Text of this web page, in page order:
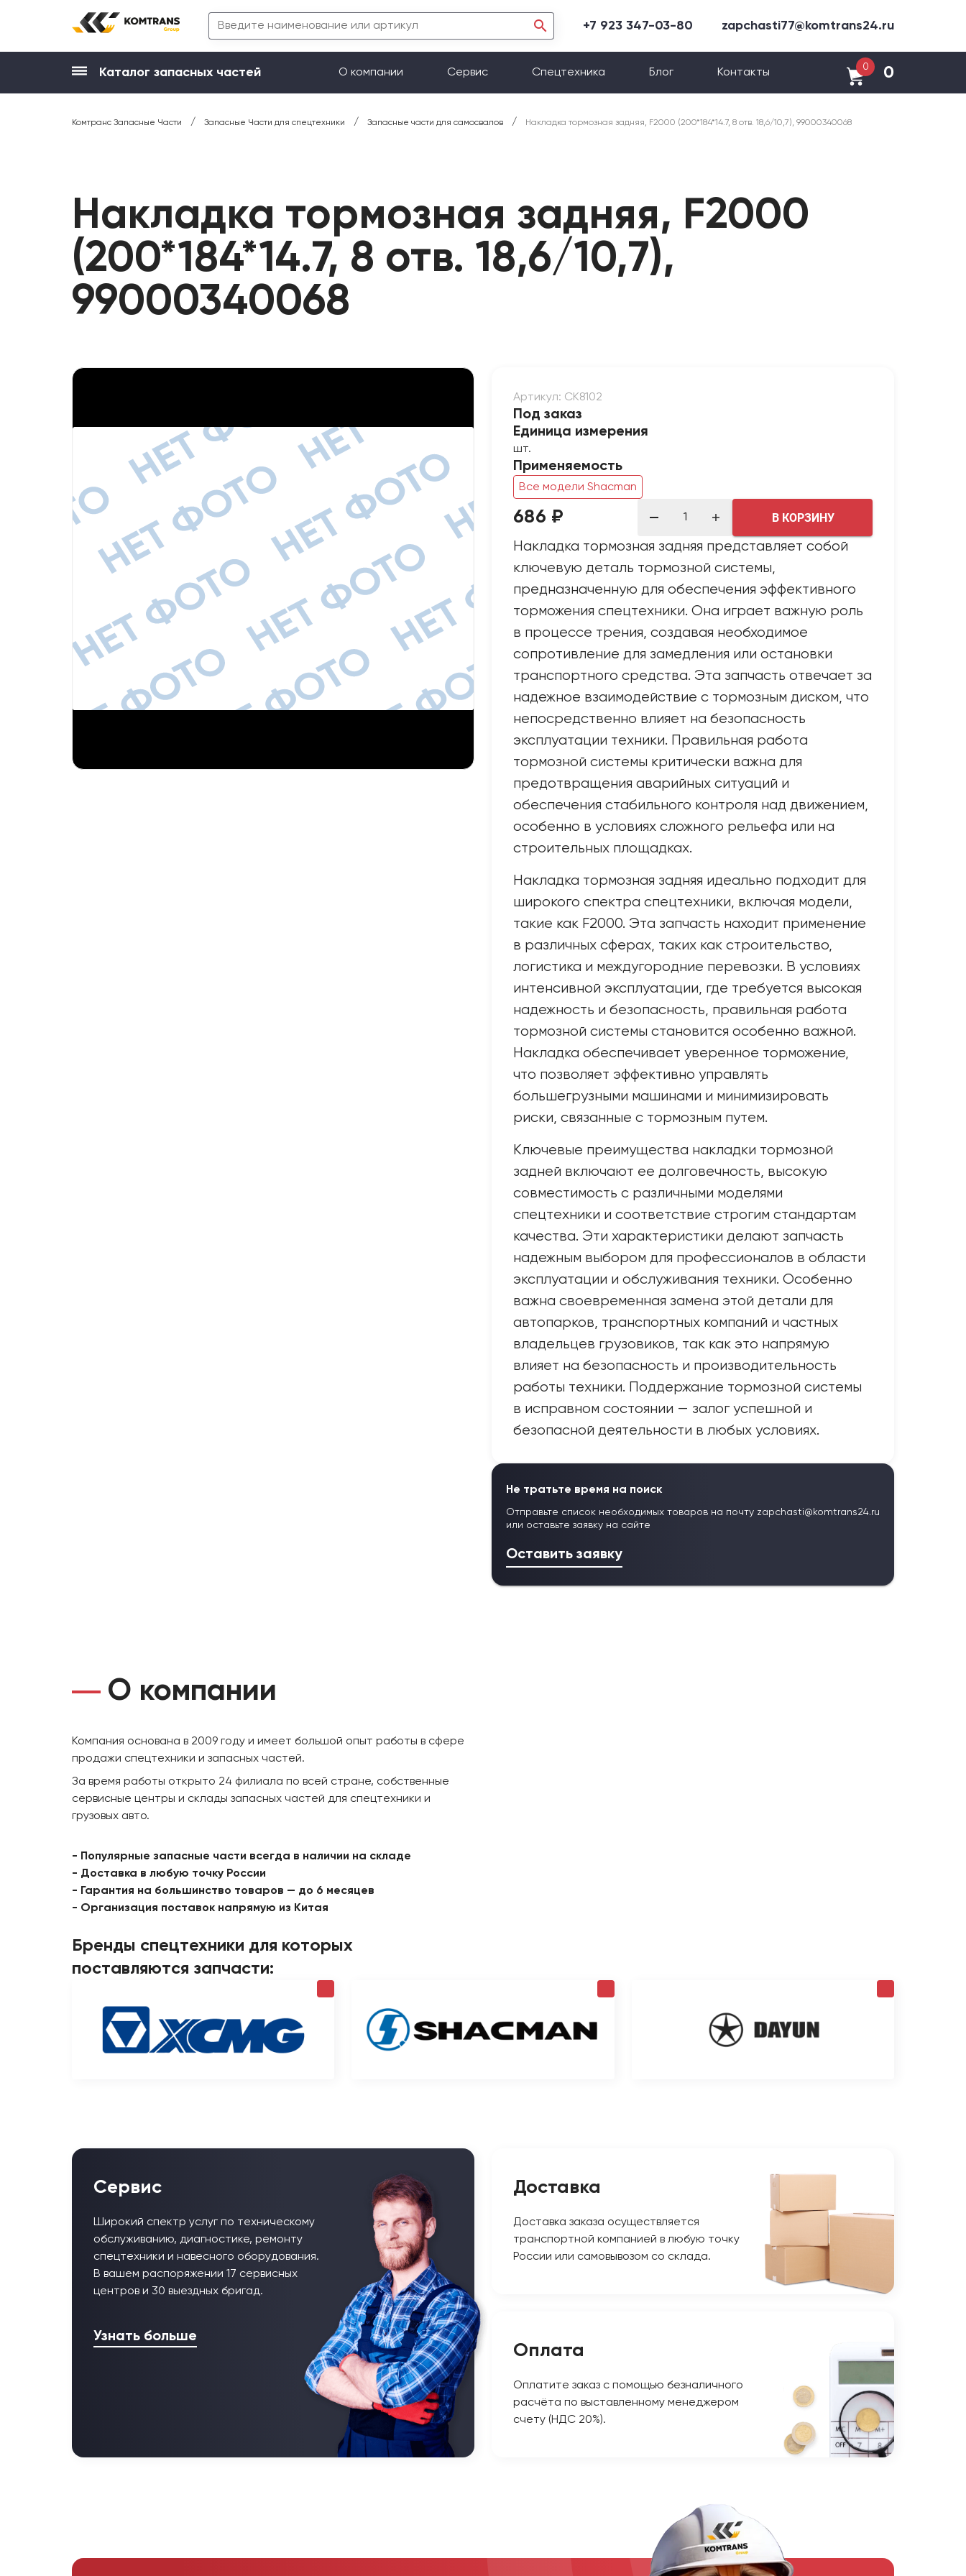
+7 923 347-03-80 zapchasti77@komtrans24.ru
Каталог запасных частей О компании Сервис Спецтехника Блог Контакты
0 0
Комтранс Запасные Части / Запасные Части для спецтехники / Запасные части для самосвалов / Накладка тормозная задняя, F2000 (200*184*14.7, 8 отв. 18,6/10,7), 99000340068
Накладка тормозная задняя, F2000
(200*184*14.7, 8 отв. 18,6/10,7),
99000340068
Артикул: CK8102
Под заказ
Единица измерения
шт.
Применяемость
Все модели Shacman
686 ₽ В КОРЗИНУ
Накладка тормозная задняя представляет собой
ключевую деталь тормозной системы,
предназначенную для обеспечения эффективного
торможения спецтехники. Она играет важную роль
в процессе трения, создавая необходимое
сопротивление для замедления или остановки
транспортного средства. Эта запчасть отвечает за
надежное взаимодействие с тормозным диском, что
непосредственно влияет на безопасность
эксплуатации техники. Правильная работа
тормозной системы критически важна для
предотвращения аварийных ситуаций и
обеспечения стабильного контроля над движением,
особенно в условиях сложного рельефа или на
строительных площадках.
Накладка тормозная задняя идеально подходит для
широкого спектра спецтехники, включая модели,
такие как F2000. Эта запчасть находит применение
в различных сферах, таких как строительство,
логистика и междугородние перевозки. В условиях
интенсивной эксплуатации, где требуется высокая
надежность и безопасность, правильная работа
тормозной системы становится особенно важной.
Накладка обеспечивает уверенное торможение,
что позволяет эффективно управлять
большегрузными машинами и минимизировать
риски, связанные с тормозным путем.
Ключевые преимущества накладки тормозной
задней включают ее долговечность, высокую
совместимость с различными моделями
спецтехники и соответствие строгим стандартам
качества. Эти характеристики делают запчасть
надежным выбором для профессионалов в области
эксплуатации и обслуживания техники. Особенно
важна своевременная замена этой детали для
автопарков, транспортных компаний и частных
владельцев грузовиков, так как это напрямую
влияет на безопасность и производительность
работы техники. Поддержание тормозной системы
в исправном состоянии — залог успешной и
безопасной деятельности в любых условиях.
Не тратьте время на поиск
Отправьте список необходимых товаров на почту zapchasti@komtrans24.ru
или оставьте заявку на сайте
Оставить заявку
О компании
Компания основана в 2009 году и имеет большой опыт работы в сфере
продажи спецтехники и запасных частей.
За время работы открыто 24 филиала по всей стране, собственные
сервисные центры и склады запасных частей для спецтехники и
грузовых авто.
- Популярные запасные части всегда в наличии на складе
- Доставка в любую точку России
- Гарантия на большинство товаров — до 6 месяцев
- Организация поставок напрямую из Китая
Бренды спецтехники для которых
поставляются запчасти:
Сервис
Широкий спектр услуг по техническому
обслуживанию, диагностике, ремонту
спецтехники и навесного оборудования.
В вашем распоряжении 17 сервисных
центров и 30 выездных бригад.
Узнать больше
Доставка
Доставка заказа осуществляется
транспортной компанией в любую точку
России или самовывозом со склада.
Оплата
Оплатите заказ с помощью безналичного
расчёта по выставленному менеджером
счету (НДС 20%).